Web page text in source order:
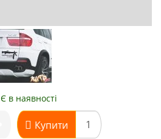
Є в наявності
Купити